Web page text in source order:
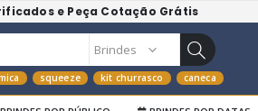
e Peça Cotação Grátis
squeeze kit churrasco caneca